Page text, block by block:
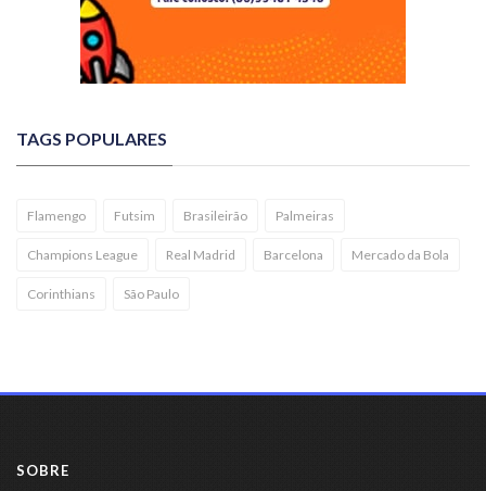
TAGS POPULARES
Flamengo Futsim Brasileirão Palmeiras
Champions League Real Madrid Barcelona Mercado da Bola
Corinthians São Paulo
SOBRE